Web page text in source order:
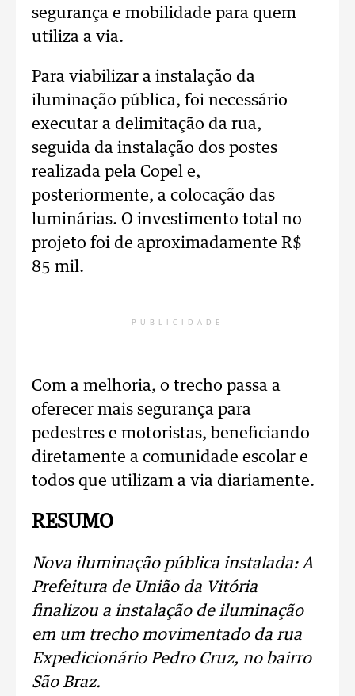
segurança e mobilidade para quem
utiliza a via.
Para viabilizar a instalação da
iluminação pública, foi necessário
executar a delimitação da rua,
seguida da instalação dos postes
realizada pela Copel e,
posteriormente, a colocação das
luminárias. O investimento total no
projeto foi de aproximadamente R$
85 mil.
PUBLICIDADE
Com a melhoria, o trecho passa a
oferecer mais segurança para
pedestres e motoristas, beneficiando
diretamente a comunidade escolar e
todos que utilizam a via diariamente.
RESUMO
Nova iluminação pública instalada: A
Prefeitura de União da Vitória
finalizou a instalação de iluminação
em um trecho movimentado da rua
Expedicionário Pedro Cruz, no bairro
São Braz.